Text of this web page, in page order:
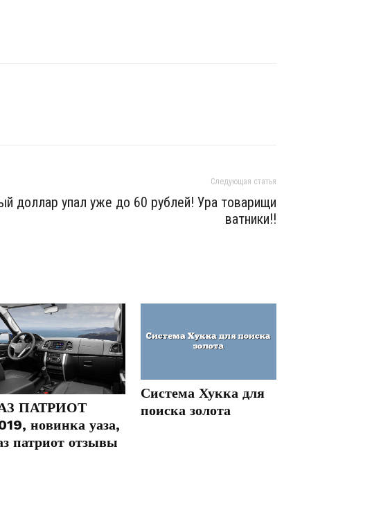
Следующая статья
доллар упал уже до 60 рублей! Ура товарищи
ватники!!
ПАТРИОТ
новинка уаза,
патриот отзывы
Система Хукка для
поиска золота